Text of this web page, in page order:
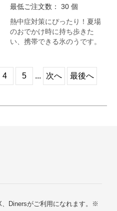
最低ご注文数： 30 個
熱中症対策にぴったり！夏場
のおでかけ時に持ち歩きた
い、携帯できる氷のうです。
4 5 ... 次へ 最後へ
Dinersがご利用になれます。※